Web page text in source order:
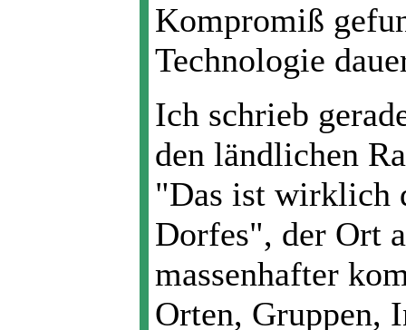
Kompromiß
Technologie
Ich schrieb
den ländlichen
"Das ist wirklich
Dorfes", der Ort
massenhafter
Orten, Gruppen,